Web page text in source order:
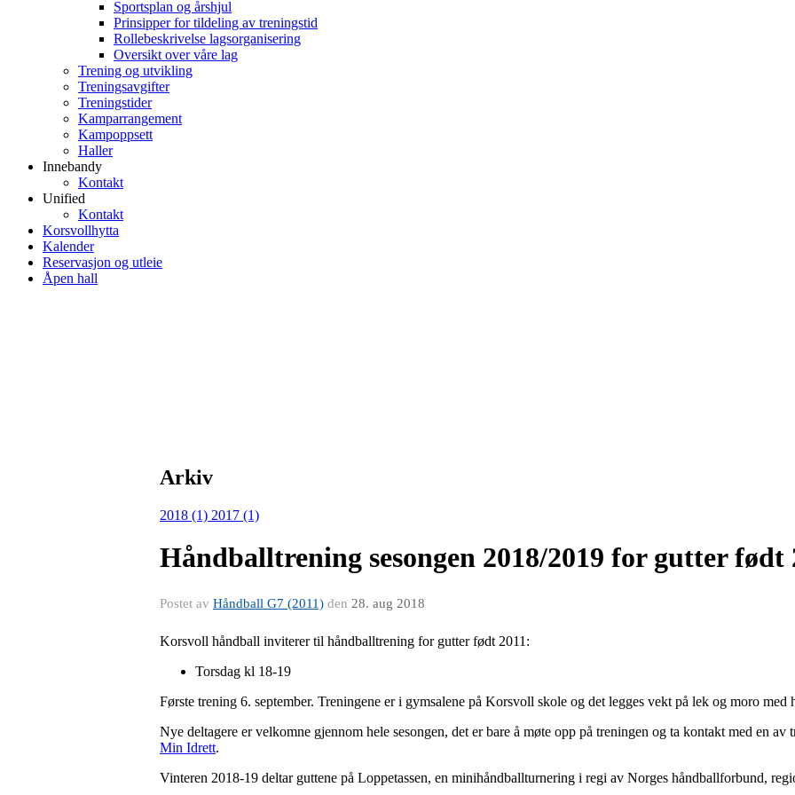
Sportsplan og årshjul
Prinsipper for tildeling av treningstid
Rollebeskrivelse lagsorganisering
Oversikt over våre lag
Trening og utvikling
Treningsavgifter
Treningstider
Kamparrangement
Kampoppsett
Haller
Innebandy
Kontakt
Unified
Kontakt
Korsvollhytta
Kalender
Reservasjon og utleie
Åpen hall
Arkiv
2018 (1) 2017 (1)
Håndballtrening sesongen 2018/2019 for gutter født
Postet av Håndball G7 (2011) den 28. aug 2018
Korsvoll håndball inviterer til håndballtrening for gutter født 2011:
Torsdag kl 18-19
Første trening 6. september. Treningene er i gymsalene på Korsvoll skole og det legges vekt på lek og moro med
Nye deltagere er velkomne gjennom hele sesongen, det er bare å møte opp på treningen og ta kontakt med en
Min Idrett.
Vinteren 2018-19 deltar guttene på Loppetassen, en minihåndballturnering i regi av Norges håndballforbund,